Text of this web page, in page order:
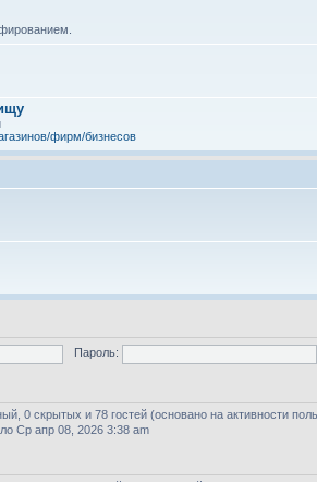
фирм/бизнесов
Пароль:
0 скрытых и 78 гостей (основано на активности
Ср апр 08, 2026 3:38 am